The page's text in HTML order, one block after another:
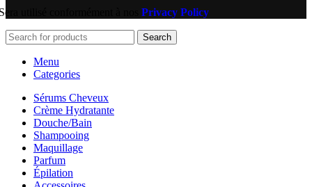
utilisé conformément à nos Privacy Policy
Search
Menu
Categories
Sérums Cheveux
Crème Hydratante
Douche/Bain
Shampooing
Maquillage
Parfum
Épilation